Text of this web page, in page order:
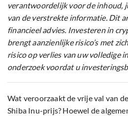
verantwoordelijk voor de inhoud,
van de verstrekte informatie. Dit
financieel advies. Investeren in
brengt aanzienlijke risico’s met
risico op verlies van uw volledige
onderzoek voordat u
Wat veroorzaakt de vrije val van
Shiba Inu-prijs? Hoewel de